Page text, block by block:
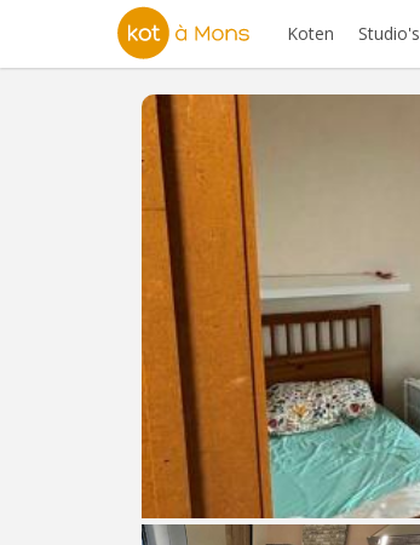
Koten Studio's